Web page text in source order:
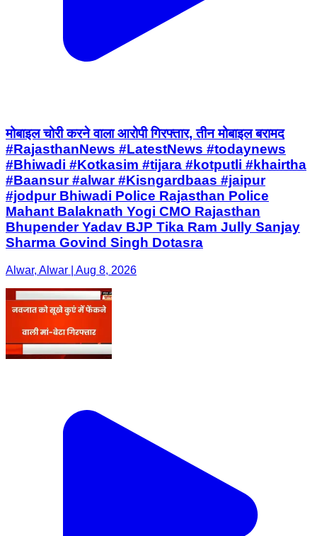
मोबाइल चोरी करने वाला आरोपी गिरफ्तार, तीन मोबाइल बरामद
#RajasthanNews #LatestNews #todaynews
#Bhiwadi #Kotkasim #tijara #kotputli #khairtha
#Baansur #alwar #Kisngardbaas #jaipur
#jodpur Bhiwadi Police Rajasthan Police
Mahant Balaknath Yogi CMO Rajasthan
Bhupender Yadav BJP Tika Ram Jully Sanjay
Sharma Govind Singh Dotasra
Alwar, Alwar | Aug 8, 2026